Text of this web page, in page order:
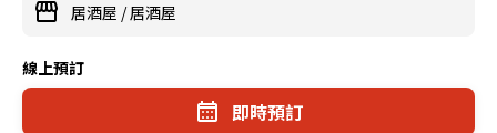
居酒屋 /居酒屋
線上預訂
即時預訂